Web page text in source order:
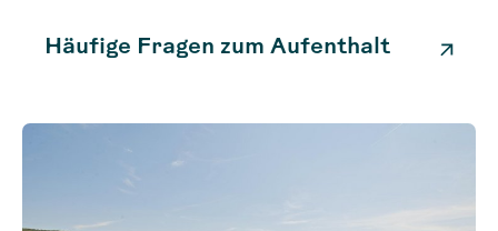
Häufige Fragen zum Aufenthalt